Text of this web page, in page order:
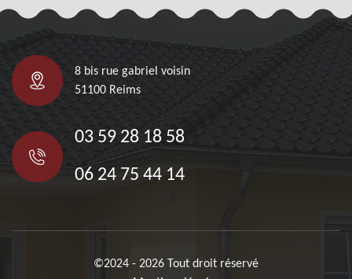
8 bis rue gabriel voisin
51100 Reims
03 59 28 18 58
06 24 75 44 14
©2024 - 2026 Tout droit réservé